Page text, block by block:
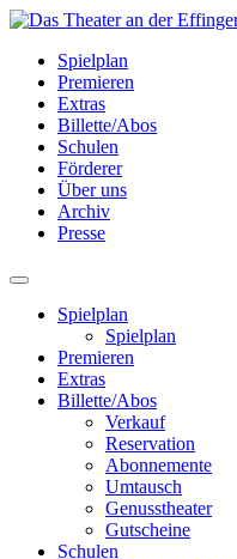
Spielplan
Premieren
Extras
Billette/Abos
Schulen
Förderer
Über uns
Archiv
Presse
Spielplan
Spielplan
Premieren
Extras
Billette/Abos
Verkauf
Reservation
Abonnemente
Umtausch
Genusstheater
Gutscheine
Schulen